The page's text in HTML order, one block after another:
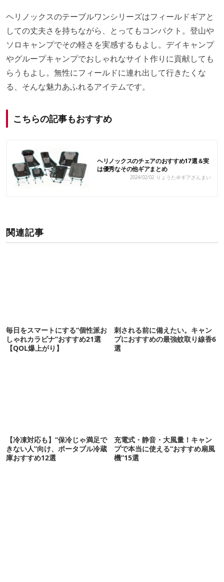
ヘリノックスのテーブルワンシリーズはフィールドギアと
しての丈夫さを持ちながら、とってもコンパクト。登山や
ソロキャンプでその軽さを実感するもよし。デイキャンプ
やグループキャンプでおしゃれなサイト作りに貢献しても
らうもよし。無性にフィールドに連れ出して行きたくな
る、そんな魅力あふれるアイテムです。
こちらの記事もおすすめ
ヘリノックスのチェアのおすすめ17選＆実
は優秀なその他ギアまとめ
2024/02/02 りょうた＠ギアざんまい
関連記事
毎日をスマートにする“個性派お
しゃれカラビナ”おすすめ21選
【QOL爆上がり】
刺される前に備えたい。キャン
プにおすすめの最強蚊取り線香6
選
【冷凍対応も】“保冷じゃ満足で
きない人”向け、ポータブル冷蔵
庫おすすめ12選
充電式・静音・大風量！キャン
プで本当に使える“おすすめ扇風
機”15選